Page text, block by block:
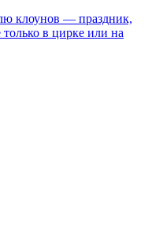
клоунов — праздник,
в цирке или на